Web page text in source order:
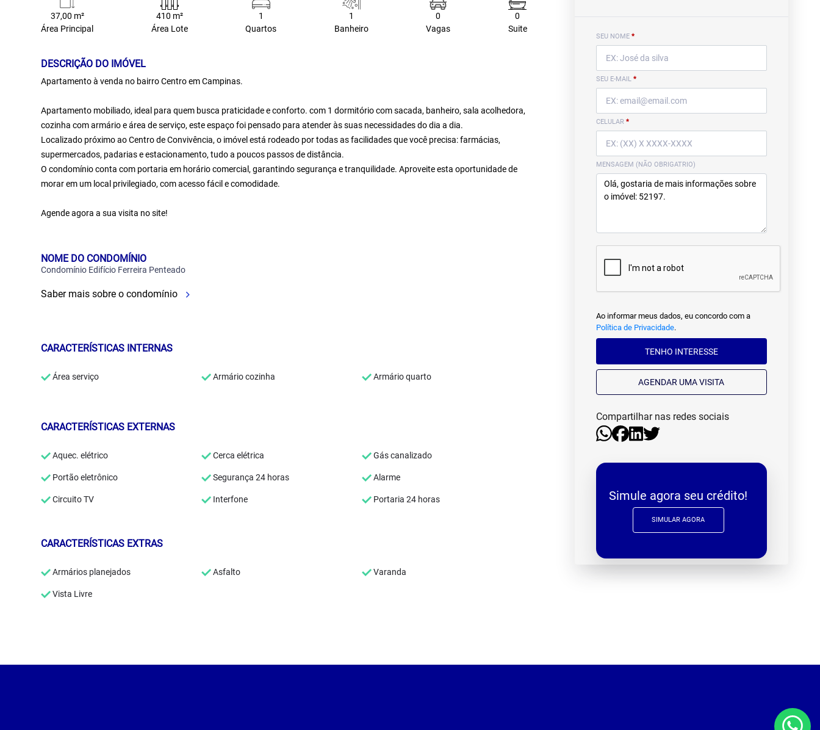
37,00 m²
Área Principal
410 m²
Área Lote
1
Quartos
1
Banheiro
0
Vagas
0
Suite
DESCRIÇÃO DO IMÓVEL
Apartamento à venda no bairro Centro em Campinas.
Apartamento mobiliado, ideal para quem busca praticidade e conforto. com 1 dormitório com sacada, banheiro, sala acolhedora,
cozinha com armário e área de serviço, este espaço foi pensado para atender às suas necessidades do dia a dia.
Localizado próximo ao Centro de Convivência, o imóvel está rodeado por todas as facilidades que você precisa: farmácias,
supermercados, padarias e estacionamento, tudo a poucos passos de distância.
O condomínio conta com portaria em horário comercial, garantindo segurança e tranquilidade. Aproveite esta oportunidade de
morar em um local privilegiado, com acesso fácil e comodidade.
Agende agora a sua visita no site!
NOME DO CONDOMÍNIO
Condomínio Edifício Ferreira Penteado
Saber mais sobre o condomínio
CARACTERÍSTICAS INTERNAS
Área serviço Armário cozinha Armário quarto
CARACTERÍSTICAS EXTERNAS
Aquec. elétrico Cerca elétrica Gás canalizado
Portão eletrônico Segurança 24 horas Alarme
Circuito TV Interfone Portaria 24 horas
CARACTERÍSTICAS EXTRAS
Armários planejados Asfalto Varanda
Vista Livre
SEU NOME *
SEU E-MAIL *
CELULAR *
MENSAGEM (NÃO OBRIGATRIO)
Ao informar meus dados, eu concordo com a
Política de Privacidade.
TENHO INTERESSE
AGENDAR UMA VISITA
Compartilhar nas redes sociais
Simule agora seu crédito!
SIMULAR AGORA